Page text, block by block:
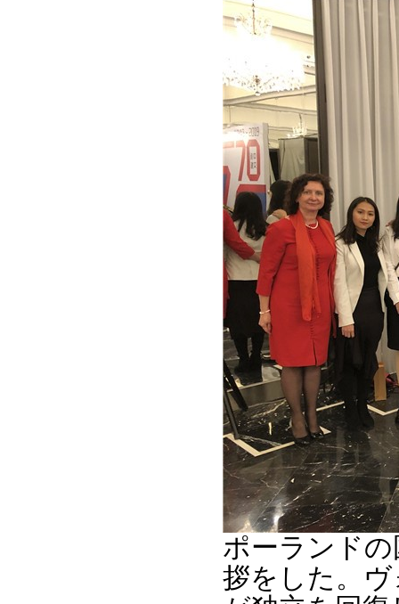
ポーランド
拶をした。